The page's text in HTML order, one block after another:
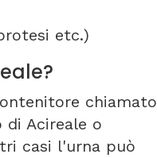
etc.)
chiamato
Acireale o
casi l'urna può